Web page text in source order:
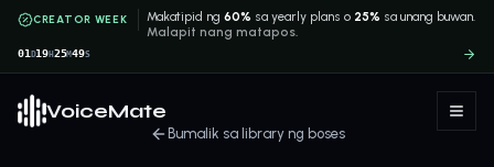
CREATOR WEEK Makatipid ng60% sa yearly plans o 25% sa unang buwan.
Malapit nang matapos.
01D19H 25M49S
VoiceMate
Bumalik sa library ng boses